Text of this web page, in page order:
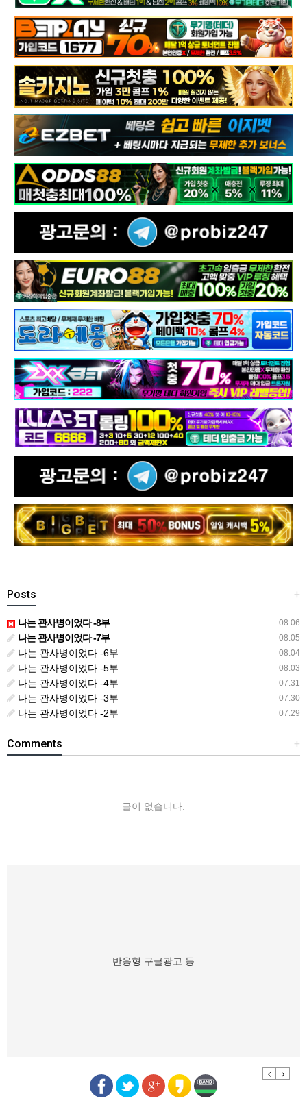
+
Posts
08.06
나는 관사병이었다 -8부
08.05
나는 관사병이었다 -7부
08.04
나는 관사병이었다 -6부
08.03
나는 관사병이었다 -5부
07.31
나는 관사병이었다 -4부
07.30
나는 관사병이었다 -3부
07.29
나는 관사병이었다 -2부
+
Comments
글이 없습니다.
반응형 구글광고 등
Previous
Next